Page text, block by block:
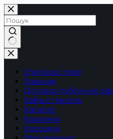
Перейти
до
вмісту
Немає
результатів
checkout new
Главная
Договір публічної
Забыл пароль
Каталог
Корзина
Корзина